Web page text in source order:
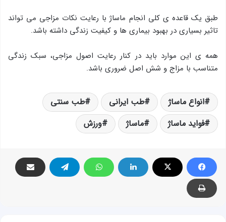
طبق یک قاعده ی کلی انجام ماساژ با رعایت نکات مزاجی می تواند
تاثیر بسیاری در بهبود بیماری ها و کیفیت زندگی داشته باشد.
همه ی این موارد باید در کنار رعایت اصول مزاجی، سبک زندگی
متناسب با مزاج و شش اصل ضروری باشد.
انواع ماساژ طب ایرانی
طب سنتی
فواید ماساژ
ماساژ ورزش